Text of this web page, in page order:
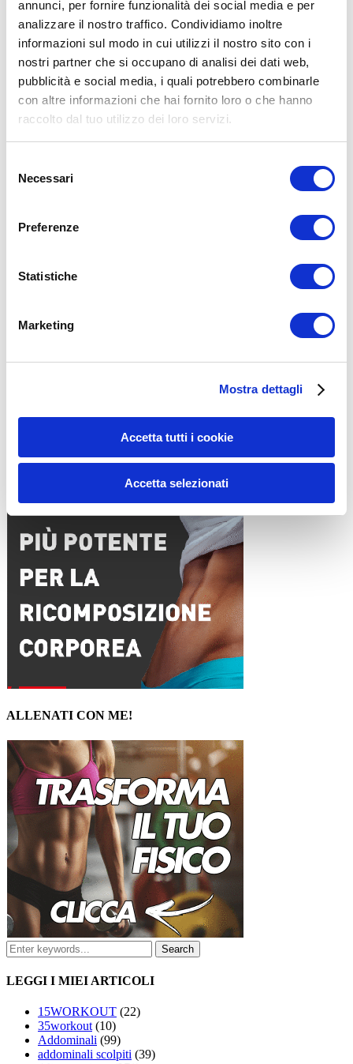
annunci, per fornire funzionalità dei social media e per
analizzare il nostro traffico. Condividiamo inoltre
informazioni sul modo in cui utilizzi il nostro sito con i
nostri partner che si occupano di analisi dei dati web,
pubblicità e social media, i quali potrebbero combinarle
con altre informazioni che hai fornito loro o che hanno
raccolto dal tuo utilizzo dei loro servizi.
delNecessari
Preferenze
Statistiche
Marketing
Mostra dettagli
Accetta tutti i cookie
Accetta selezionati
fiducia prima di intraprendere qualsiasi forma di attività fisica o
regime alimentare.
Condividi:
X
Facebook
Allenamento
ADD COMMENT
15WORKOUT SCARICA ORA
ALLENATI CON ME!
LEGGI I MIEI ARTICOLI
15WORKOUT (22)
35workout (10)
Addominali (99)
addominali scolpiti (39)